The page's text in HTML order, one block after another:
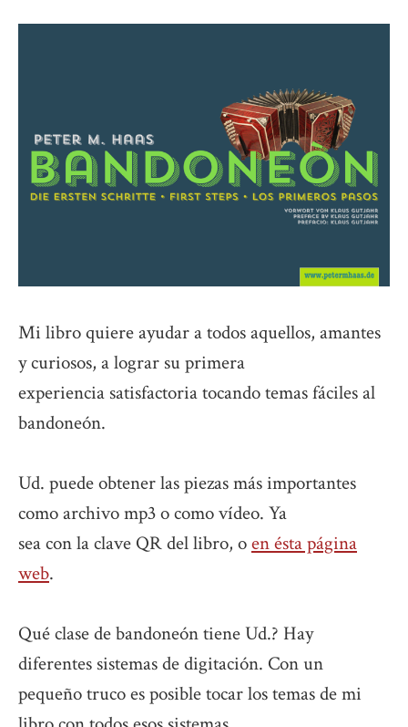
Mi libro quiere ayudar a todos aquellos, amantes
y curiosos, a lograr su primera
experiencia satisfactoria tocando temas fáciles al
bandoneón.
Ud. puede obtener las piezas más importantes
como archivo mp3 o como vídeo. Ya
sea con la clave QR del libro, oen ésta página
web.
Qué clase de bandoneón tiene Ud.? Hay
diferentes sistemas de digitación. Con un
pequeño truco es posible tocar los temas de mi